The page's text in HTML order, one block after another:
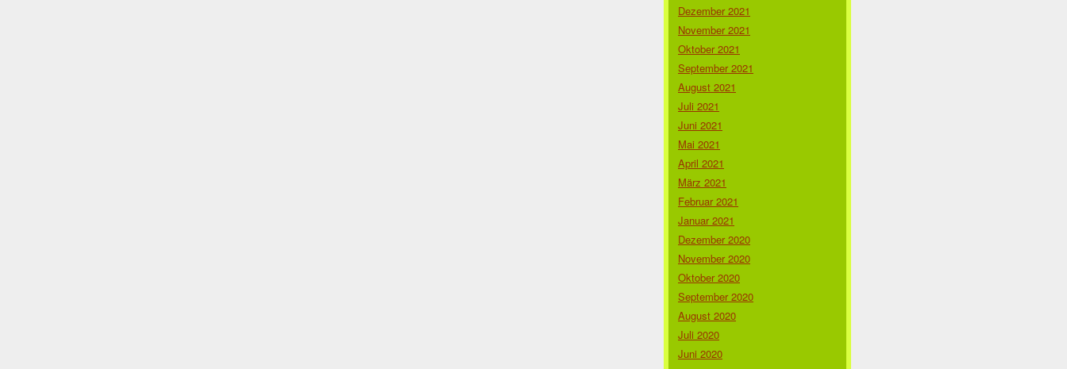
Dezember 2021
November 2021
Oktober 2021
September 2021
August 2021
Juli 2021
Juni 2021
Mai 2021
April 2021
März 2021
Februar 2021
Januar 2021
Dezember 2020
November 2020
Oktober 2020
September 2020
August 2020
Juli 2020
Juni 2020